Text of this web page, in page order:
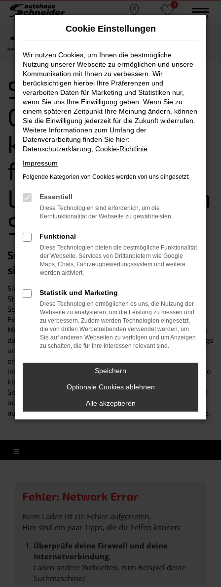
Zum
0
MENÜ
kaufen, leasen, finanzieren | Lieferservice nach Straubing
Seat Ateca
Gebrauchtwagen
kaufen, leasen,
finanzieren |
Lieferservice nach
Straubing
Seat Ateca Gebrauchtwagen – eine
sichere Wahl in Straubing
Sie suchen nach einem Seat Ateca Gebrauchtwagen in
Straubing? Dann sind Sie genau richtig im Autohaus
Schneider: Wir sind seit über 30 Jahren Ihr zuverlässiger
Experte beim Autokauf – und kennen die Vorzüge des
Modells seit vielen Generationen. Unsere Kfz-Profis wissen,
dass der gute Name des Herstellers für besonders langlebige
und zuverlässige Fahrzeuge bürgt. Dennoch prüft unser
erfahrener Werkstattservice jeden angekauften Wagen bis
ins kleinste Detail und beseitigt im Bedarfsfall jeden noch so
kleinen Verschleiß – damit Sie in jedem Fall auf Nummer
Sicher gehen. Besuchen Sie uns an einem unserer Standorte
oder online und sichern Sie sich einen perfekt
ausgestatteten Seat Ateca Gebrauchtwagen der Extraklasse.
Fehler: Network Error
Beim Laden ist ein Fehler aufgetreten.
Hier sind ein paar Tipps, die dir helfen können:
Überprüfe deine Firewall und deine
Internetverbindung.
Laden andere Webseiten, zum Beispiel deine
Suchmaschine?
Cookie Einstellungen
Wir nutzen Cookies, um Ihnen die bestmögliche
Nutzung unserer Webseite zu ermöglichen und unsere
Kommunikation mit Ihnen zu verbessern. Wir
berücksichtigen hierbei Ihre Präferenzen und
verarbeiten Daten für Marketing und Statistiken nur,
wenn Sie uns Ihre Einwilligung geben. Wenn Sie zu
einem späteren Zeitpunkt Ihre Meinung ändern, können
Sie die Einwilligung jederzeit für die Zukunft widerrufen.
Weitere Informationen zum Umfang der
Datenverarbeitung finden Sie hier:
Datenschutzerklärung Cookie-Richtlinie
Impressum
Folgende Kategorien von Cookies werden von uns eingesetzt:
Essentiell
Diese Technologien sind erforderlich, um die
Kernfunktionalität der Webseite zu gewährleisten.
Funktional
Diese Technologien bieten die bestmögliche Funktionalität
der Webseite. Services von Drittanbietern wie Google
Maps, Chats, Fahrzeugbewertungssystem und weitere
werden aktiviert.
Statistik und Marketing
Diese Technologien ermöglichen es uns, die Nutzung der
Webseite zu analysieren, um die Leistung zu messen und
zu verbessern. Zudem werden Technologien eingesetzt,
die von dritten Werbetreibenden verwendet werden, um
Sie auf anderen Webseiten zu verfolgen und um Anzeigen
zu schalten, die für Ihre Interessen relevant sind.
Speichern
Optionale Cookies ablehnen
Alle akzeptieren